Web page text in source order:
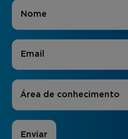
Nome
E-mail
Áreas de Interesse
Área de conhecimento